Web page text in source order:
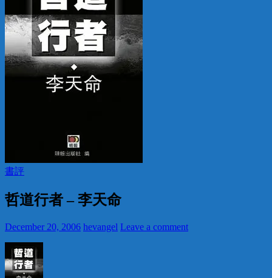
書評
哲道行者 – 李天命
December 20, 2006 hevangel Leave a comment